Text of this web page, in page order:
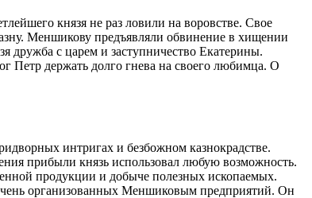
князя не раз ловили на воровстве. Свое
Меншикову предъявляли обвинение в хищении
дружба с царем и заступничество Екатерины.
Петр держать долго гнева на своего любимца. О
интригах и безбожном казнокрадстве.
прибыли князь использовал любую возможность.
продукции и добыче полезных ископаемых.
организованных Меншиковым предприятий. Он